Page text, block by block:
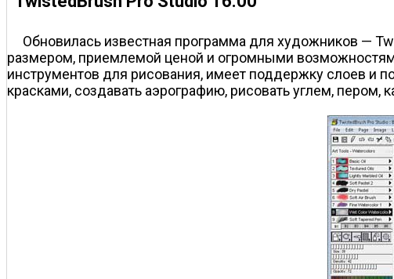
Обновилась известная программа для художников —
размером, приемлемой ценой и огромными
инструментов для рисования, имеет поддержку слоев и
красками, создавать аэрографию, рисовать углем, пером,